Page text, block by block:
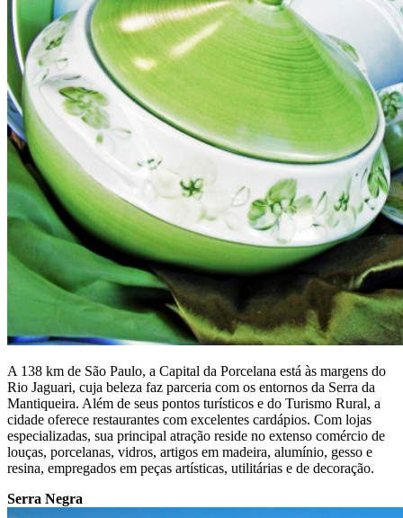
A 138 km de São Paulo, a Capital da Porcelana está às margens do
Rio Jaguari, cuja beleza faz parceria com os entornos da Serra da
Mantiqueira. Além de seus pontos turísticos e do Turismo Rural, a
cidade oferece restaurantes com excelentes cardápios. Com lojas
especializadas, sua principal atração reside no extenso comércio de
louças, porcelanas, vidros, artigos em madeira, alumínio, gesso e
resina, empregados em peças artísticas, utilitárias e de decoração.
Serra Negra